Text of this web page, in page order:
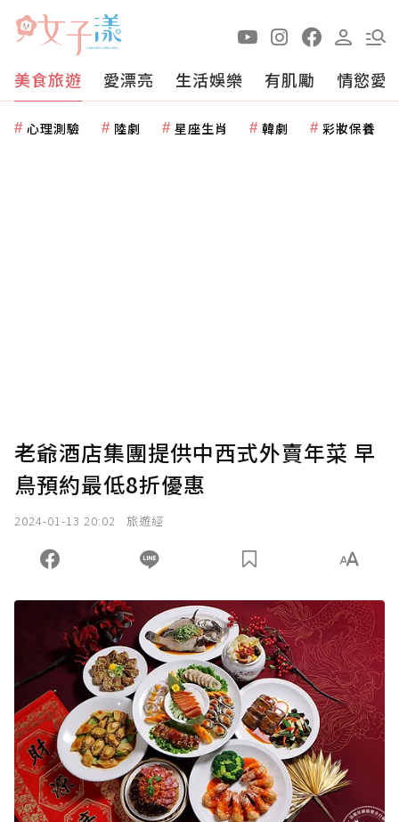
美食旅遊 愛漂亮 生活娛樂 有肌勵 情慾愛
心理測驗 陸劇 星座生肖 韓劇 彩妝保養
老爺酒店集團提供中西式外賣年菜 早
鳥預約最低8折優惠
2024-01-13 20:02 旅遊經